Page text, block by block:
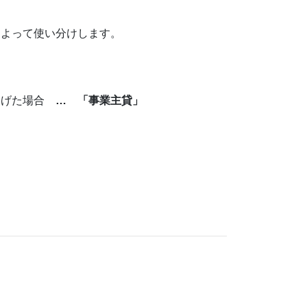
って使い分けします。
げた場合 … 「事業主貸」